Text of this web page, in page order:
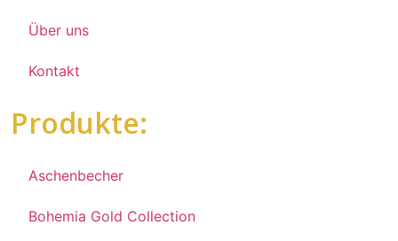
Über uns
Kontakt
Produkte:
Aschenbecher
Bohemia Gold Collection